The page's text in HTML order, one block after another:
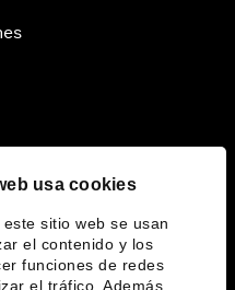
usa cookies
sitio web se usan
el contenido y los
funciones de redes
el tráfico. Además,